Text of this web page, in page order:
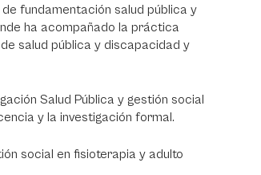
fundamentación salud pública y
ha acompañado la práctica
salud pública y discapacidad y
Salud Pública y gestión social
y la investigación formal.
social en fisioterapia y adulto